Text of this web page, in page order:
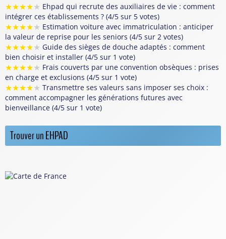
★★★★★ Ehpad qui recrute des auxiliaires de vie : comment
intégrer ces établissements ? (4/5 sur 5 votes)
★★★★★ Estimation voiture avec immatriculation : anticiper
la valeur de reprise pour les seniors (4/5 sur 2 votes)
★★★★★ Guide des sièges de douche adaptés : comment
bien choisir et installer (4/5 sur 1 vote)
★★★★★ Frais couverts par une convention obsèques : prises
en charge et exclusions (4/5 sur 1 vote)
★★★★★ Transmettre ses valeurs sans imposer ses choix :
comment accompagner les générations futures avec
bienveillance (4/5 sur 1 vote)
Trouver un EHPAD